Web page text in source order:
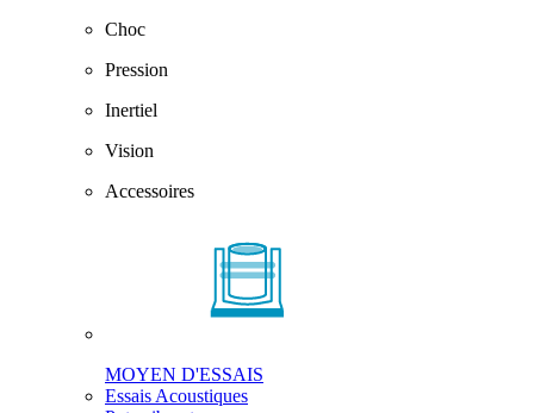
Choc
Pression
Inertiel
Vision
Accessoires
MOYEN D'ESSAIS
Essais Acoustiques